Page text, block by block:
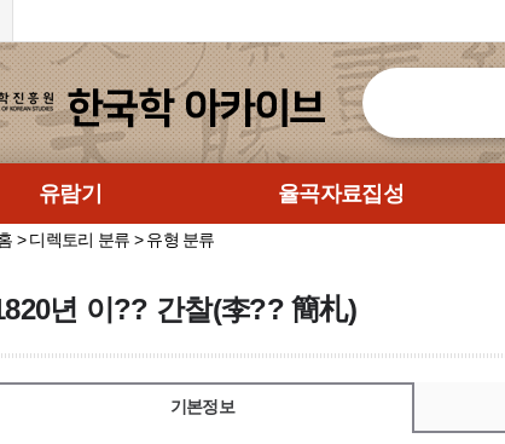
유람기 율곡자료집성
> 디렉토리 분류 > 유형 분류
년 이?? 간찰(李?? 簡札)
기본정보